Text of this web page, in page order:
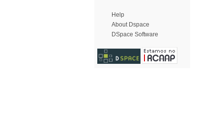
Help
About Dspace
DSpace Software